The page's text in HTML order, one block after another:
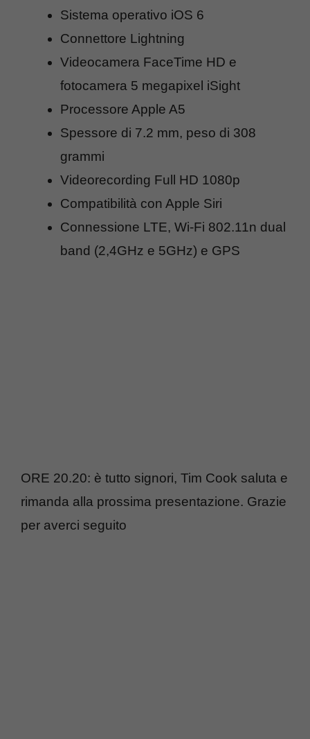
Sistema operativo iOS 6
Connettore Lightning
Videocamera FaceTime HD e
fotocamera 5 megapixel iSight
Processore Apple A5
Spessore di 7.2 mm, peso di 308
grammi
Videorecording Full HD 1080p
Compatibilità con Apple Siri
Connessione LTE, Wi-Fi 802.11n dual
band (2,4GHz e 5GHz) e GPS
ORE 20.20: è tutto signori, Tim Cook saluta e
rimanda alla prossima presentazione. Grazie
per averci seguito